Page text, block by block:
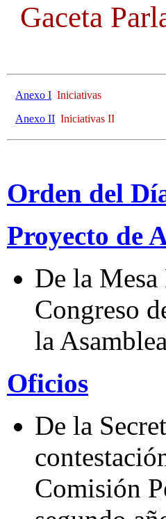
Gaceta
Anexo I Iniciativas
Anexo II Iniciativas II
Orden del
Proyecto de
De la
Congreso
la
Oficios
De la
Comisión